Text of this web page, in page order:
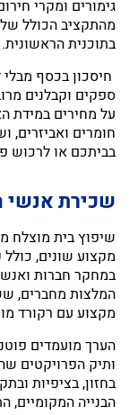
מהתקציב הכולל
בתוכנית הראשונית.
חיסכון בכסף
ספקים וקבלנים
על מחירים במידת
חומרים ואביזרים,
בביתכם או לרכוש
שכירת אנשי
שיפוץ בית מוצלח
מקצוע שונים,
במחקר חברות
המלצות מחברים,
מקצוע עם רקורד
הערך מועמדים
ותיק הפרויקטים
בחזון, בציפיות
הבנייה המקומיים,